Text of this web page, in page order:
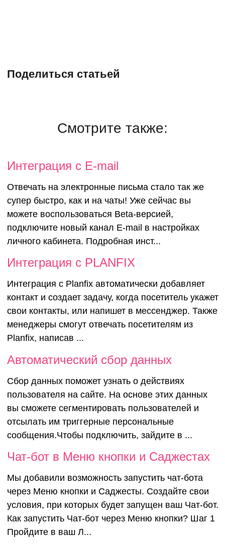
Поделиться статьей
Смотрите также:
Интеграция с E-mail
Отвечать на электронные письма стало так же
супер быстро, как и на чаты! Уже сейчас вы
можете воспользоваться Beta-версией,
подключите новый канал E-mail в настройках
личного кабинета. Подробная инст...
Интеграция с PLANFIX
Интеграция c Planfix автоматически добавляет
контакт и создает задачу, когда посетитель укажет
свои контакты, или напишет в мессенджер. Также
менеджеры смогут отвечать посетителям из
Planfix, написав ...
Автоматический сбор данных
Сбор данных поможет узнать о действиях
пользователя на сайте. На основе этих данных
вы сможете сегментировать пользователей и
отсылать им триггерные персональные
сообщения.Чтобы подключить, зайдите в ...
Чат-бот в Меню кнопки и Саджестах
Мы добавили возможность запустить чат-бота
через Меню кнопки и Саджесты. Создайте свои
условия, при которых будет запущен ваш Чат-бот.
Как запустить Чат-бот через Меню кнопки? Шаг 1
Пройдите в ваш Л...